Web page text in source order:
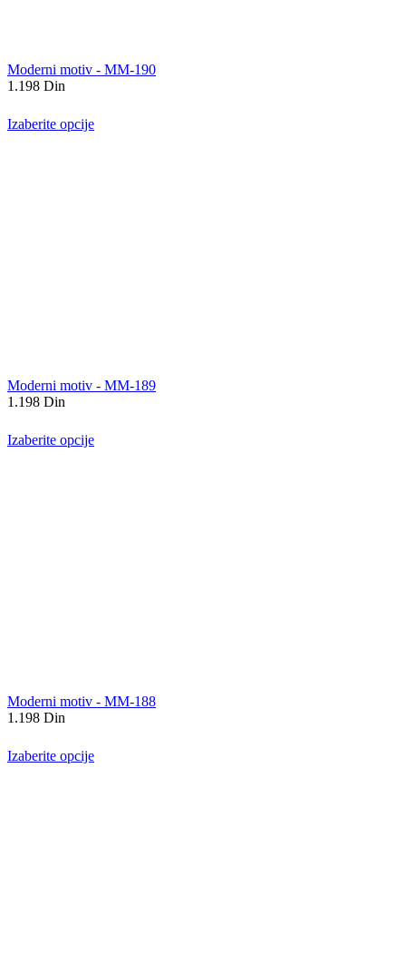
Moderni motiv - MM-190
1.198 Din
Izaberite opcije
Moderni motiv - MM-189
1.198 Din
Izaberite opcije
Moderni motiv - MM-188
1.198 Din
Izaberite opcije